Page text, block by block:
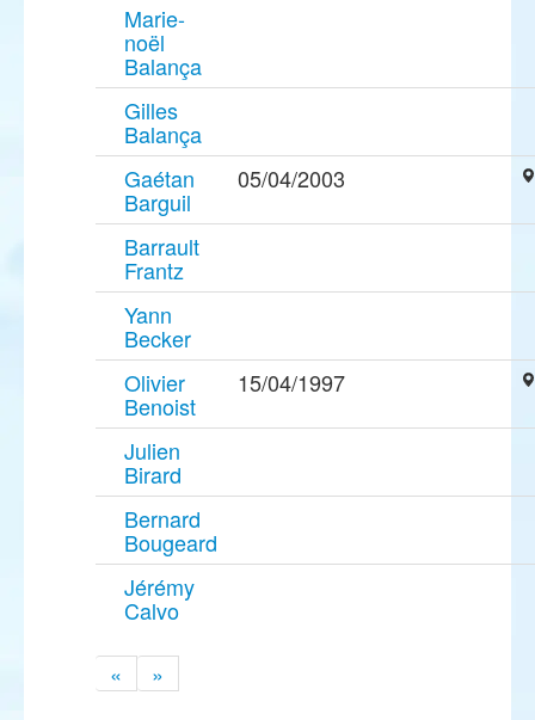
Marie-
noël
Balança
Gilles
Balança
Gaétan
Barguil
05/04/2003
Barrault
Frantz
Yann
Becker
Olivier
Benoist
15/04/1997
Julien
Birard
Bernard
Bougeard
Jérémy
Calvo
« »